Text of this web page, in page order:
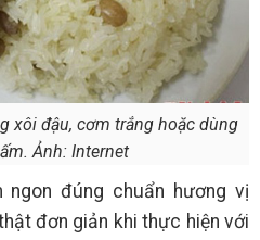
xôi đậu, cơm trắng hoặc dùng
Ảnh: Internet
ngon đúng chuẩn hương vị
đơn giản khi thực hiện với